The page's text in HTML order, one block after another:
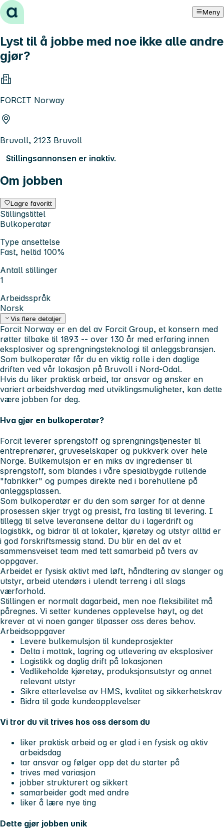
Hopp til innhold Meny
Lyst til å jobbe med noe ikke alle andre
gjør?
FORCIT Norway
Bruvoll, 2123 Bruvoll
Stillingsannonsen er inaktiv.
Om jobben
Lagre favoritt
Stillingstittel
Bulkoperatør
Type ansettelse
Fast, heltid 100%
Antall stillinger
1
Arbeidsspråk
Norsk
Vis flere detaljer
Forcit Norway er en del av Forcit Group, et konsern med
røtter tilbake til 1893 -- over 130 år med erfaring innen
eksplosiver og sprengningsteknologi til anleggsbransjen.
Som bulkoperatør får du en viktig rolle i den daglige
driften ved vår lokasjon på Bruvoll i Nord-Odal.
Hvis du liker praktisk arbeid, tar ansvar og ønsker en
variert arbeidshverdag med utviklingsmuligheter, kan dette
være jobben for deg.
Hva gjør en bulkoperatør?
Forcit leverer sprengstoff og sprengningstjenester til
entreprenører, gruveselskaper og pukkverk over hele
Norge. Bulkemulsjon er en miks av ingredienser til
sprengstoff, som blandes i våre spesialbygde rullende
"fabrikker" og pumpes direkte ned i borehullene på
anleggsplassen.
Som bulkoperatør er du den som sørger for at denne
prosessen skjer trygt og presist, fra lasting til levering. I
tillegg til selve leveransene deltar du i lagerdrift og
logistikk, og bidrar til at lokaler, kjøretøy og utstyr alltid er
i god forskriftsmessig stand. Du blir en del av et
sammensveiset team med tett samarbeid på tvers av
oppgaver.
Arbeidet er fysisk aktivt med løft, håndtering av slanger og
utstyr, arbeid utendørs i ulendt terreng i all slags
værforhold.
Stillingen er normalt dagarbeid, men noe fleksibilitet må
påregnes. Vi setter kundenes opplevelse høyt, og det
krever at vi noen ganger tilpasser oss deres behov.
Arbeidsoppgaver
Levere bulkemulsjon til kundeprosjekter
Delta i mottak, lagring og utlevering av eksplosiver
Logistikk og daglig drift på lokasjonen
Vedlikeholde kjøretøy, produksjonsutstyr og annet
relevant utstyr
Sikre etterlevelse av HMS, kvalitet og sikkerhetskrav
Bidra til gode kundeopplevelser
Vi tror du vil trives hos oss dersom du
liker praktisk arbeid og er glad i en fysisk og aktiv
arbeidsdag
tar ansvar og følger opp det du starter på
trives med variasjon
jobber strukturert og sikkert
samarbeider godt med andre
liker å lære nye ting
Dette gjør jobben unik